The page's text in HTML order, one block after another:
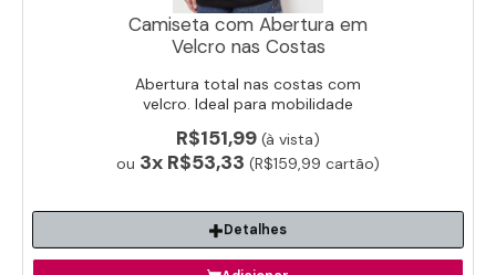
Detalhes
Camiseta com Abertura em
Velcro nas Costas
Abertura total nas costas com
velcro. Ideal para mobilidade
R$151,99 (à vista)
ou 3x R$53,33 (R$159,99 cartão)